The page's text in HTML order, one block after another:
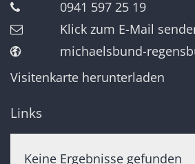
0941 597 25 19
Klick zum E-Mail
michaelsbund-
Visitenkarte herunterladen
Links
Keine Ergebnisse gefunden